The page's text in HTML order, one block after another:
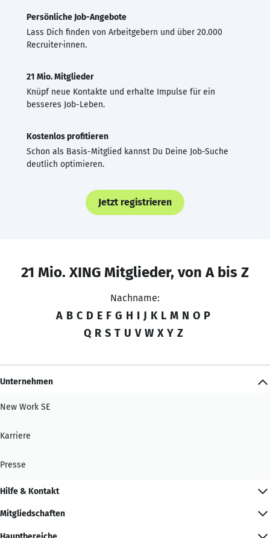
Persönliche Job-Angebote
Lass Dich finden von Arbeitgebern und über 20.000
Recruiter·innen.
21 Mio. Mitglieder
Knüpf neue Kontakte und erhalte Impulse für ein
besseres Job-Leben.
Kostenlos profitieren
Schon als Basis-Mitglied kannst Du Deine Job-Suche
deutlich optimieren.
Jetzt registrieren
21 Mio. XING Mitglieder, von A bis Z
Nachname:
A B C D E F G H I J K L M N O P
Q R S T U V W X Y Z
Unternehmen
New Work SE
Karriere
Presse
Hilfe & Kontakt
Mitgliedschaften